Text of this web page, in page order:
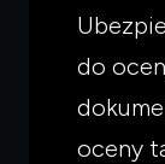
do
oceny